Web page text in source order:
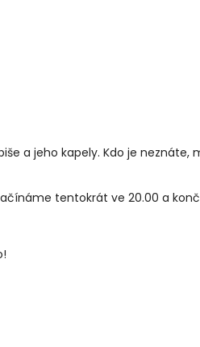
a jeho kapely. Kdo je neznáte,
tentokrát ve 20.00 a